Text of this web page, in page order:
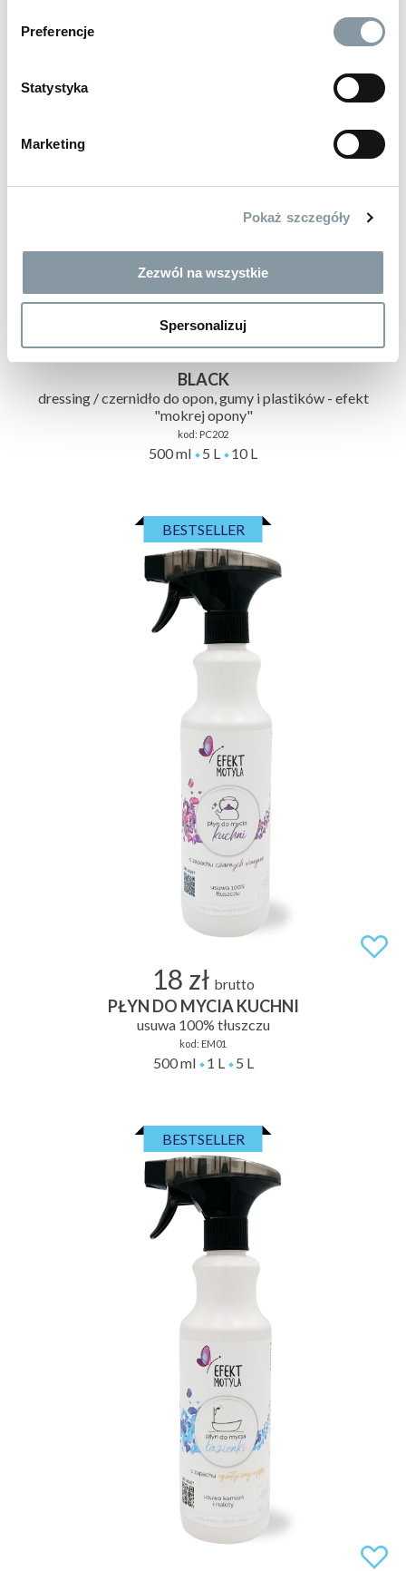
Preferencje
Statystyka
Marketing
Pokaż szczegóły
Zezwól na wszystkie
Spersonalizuj
38 zł
BLACK
dressing / czernidło do opon, gumy i plastików - efekt
"mokrej opony"
kod: PC202
500 ml 5 L 10 L
BESTSELLER
18 zł brutto
PŁYN DO MYCIA KUCHNI
usuwa 100% tłuszczu
kod: EM01
500 ml 1 L 5 L
BESTSELLER